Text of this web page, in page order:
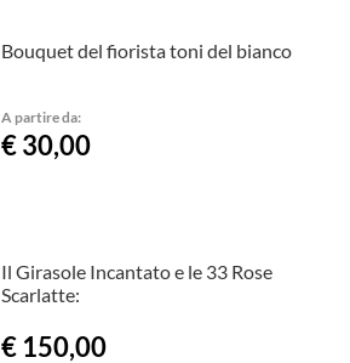
Bouquet del fiorista toni del bianco
A partire da:
€ 30,00
Il Girasole Incantato e le 33 Rose
Scarlatte:
€ 150,00